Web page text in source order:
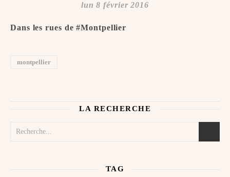
lun 8 février 2016
Dans les rues de #Montpellier ️️
montpellier
LA RECHERCHE
TAG